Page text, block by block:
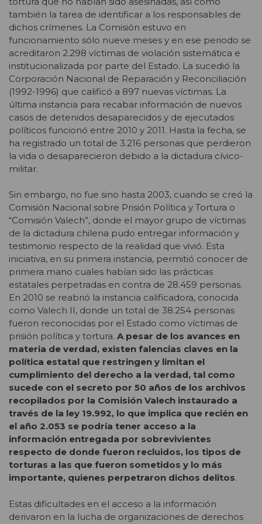
también la tarea de identificar a los responsables de
dichos crímenes. La Comisión estuvo en
funcionamiento sólo nueve meses y en ese periodo se
acreditaron 2.298 víctimas de violación sistemática e
institucionalizada por parte del Estado. La sucedió la
Corporación Nacional de Reparación y Reconciliación
(1992-1996) que calificó a 897 nuevas víctimas. La
última instancia para recabar información de nuevos
casos de detenidos desaparecidos y de ejecutados
políticos funcionó entre 2010 y 2011. Hasta la fecha, se
ha registrado un total de 3.216 personas que perdieron
la vida o desaparecieron debido a la dictadura cívico-
militar.
Sin embargo, no fue sino hasta 2003, cuando se creó la
Comisión Nacional sobre Prisión Política y Tortura o
“Comisión Valech”, donde el mayor grupo de víctimas
de la dictadura chilena pudo entregar información y
testimonio respecto de la realidad que vivió. Esta
iniciativa, en su primera instancia, permitió conocer de
primera mano cuales habían sido las prácticas
estatales perpetradas en contra de 28.459 personas.
En 2010 se reabrió la instancia calificadora, conocida
como Valech II, donde un total de 38.254 personas
fueron reconocidas por el Estado como víctimas de
prisión política y tortura. A pesar de los avances en
materia de verdad, existen falencias claves en la
política estatal que restringen y limitan el
cumplimiento del derecho a la verdad, tal como
sucede con el secreto por 50 años de los archivos
recopilados por la Comisión Valech instaurado a
través de la ley 19.992, lo que implica que recién en
el año 2.053 se podría tener acceso a la
información entregada por sobrevivientes
respecto de donde fueron recluidos, los tipos de
torturas a las que fueron sometidos y lo más
importante, quienes perpetraron dichos delitos.
Estas dificultades en el acceso a la información
derivaron en la lucha de organizaciones de derechos